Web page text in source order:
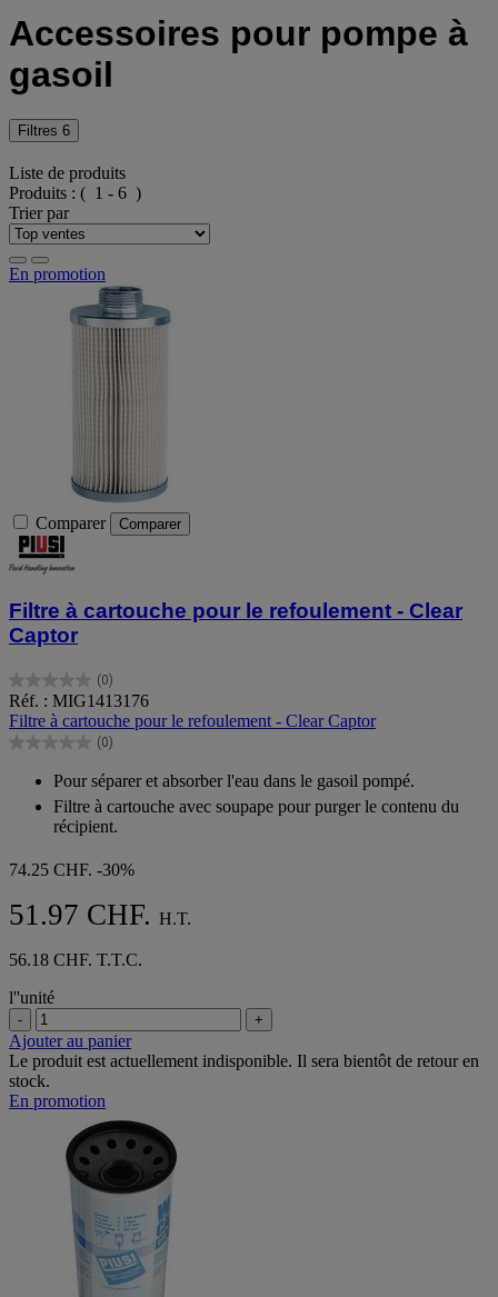
Accessoires pour pompe à
gasoil
Filtres 6
Liste de produits
Produits : ( 1 - 6 )
Trier par
En promotion
Comparer Comparer
Filtre à cartouche pour le refoulement - Clear
Captor
(0)
0.0
sur
5
étoiles.
Réf. : MIG1413176
Filtre à cartouche pour le refoulement - Clear Captor
(0)
0.0
étoiles.
Pour séparer et absorber l'eau dans le gasoil pompé.
Filtre à cartouche avec soupape pour purger le contenu du
récipient.
74.25 CHF. -30%
51.97 CHF. H.T.
56.18 CHF. T.T.C.
l''unité
- +
Ajouter au panier
Le produit est actuellement indisponible. Il sera bientôt de retour en
stock.
En promotion